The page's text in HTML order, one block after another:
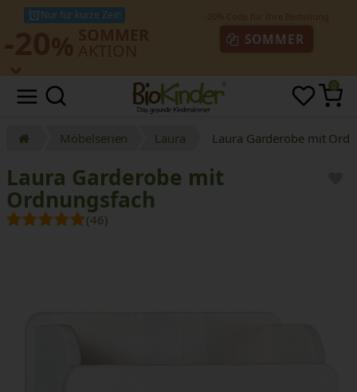
Nur für kurze Zeit!
SOMMER
0
Möbelserien Laura Laura Garderobe mit
Laura Garderobe mit
Ordnungsfach
(46)